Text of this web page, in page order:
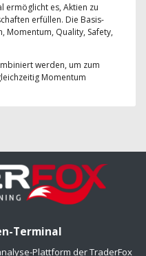
ermöglicht es, Aktien zu
erfüllen. Die Basis-
Momentum, Quality, Safety,
werden, um zum
Momentum
Terminal
Plattform der TraderFox